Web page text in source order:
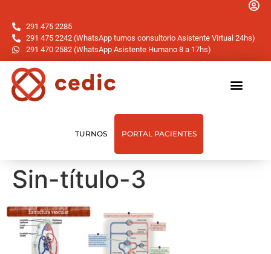
291 475 2285
291 475 2242 (WhatsApp turnos consultorio Asistente Virtual 24hs)
291 470 2582 (WhatsApp Asistente Humano 8 a 17hs)
TURNOS PORTAL PACIENTES
Sin-título-3